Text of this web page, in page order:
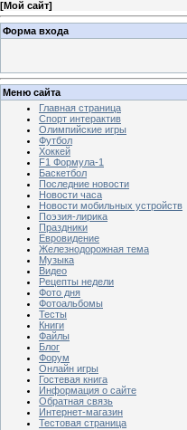
[Мой сайт]
Форма входа
Меню сайта
Главная страница
Спорт интерактив
Олимпийские игры
Футбол
Хоккей
F1 Формула-1
Баскетбол
Последние новости
Новости часа
Новости мобильных устройств
Поэзия-лирика
Праздники
Евровидение
Железнодорожная тема
Музыка
Видео
Рецепты недели
Фото дня
Фотоальбомы
Тесты
Книги
Файлы
Блог
Форум
Онлайн игры
Гостевая книга
Информация о сайте
Обратная связь
Интернет-магазин
Тестовая страница